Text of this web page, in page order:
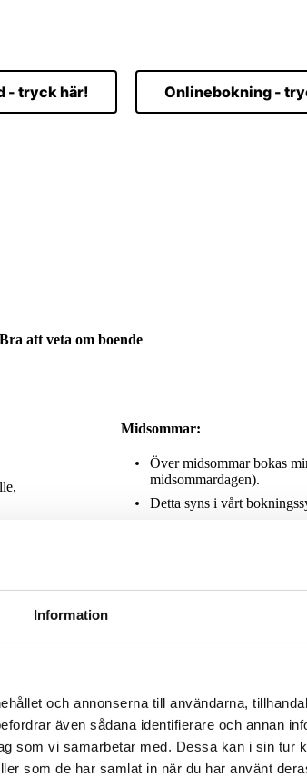
Information
och annonserna till användarna,
även sådana identifierare och annan
som vi samarbetar med. Dessa kan i sin tur
som de har samlat in när du har använt
- tryck här! Onlinebokning -
Bra att veta om boende
Midsommar:
Över midsommar bokas
midsommardagen).
Detta syns i vårt
Vill du se hur rummen ligger
Vill du se hur storstugorna är
bokningssystem!